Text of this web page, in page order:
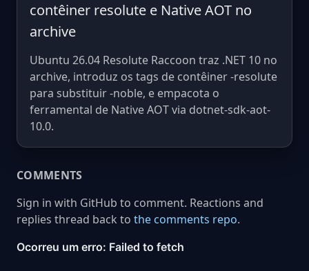
contêiner resolute e Native AOT no
archive
Ubuntu 26.04 Resolute Raccoon traz .NET 10 no
archive, introduz os tags de contêiner -resolute
para substituir -noble, e empacota o
ferramental de Native AOT via dotnet-sdk-aot-
10.0.
COMMENTS
Sign in with GitHub to comment. Reactions and
replies thread back to the comments repo.